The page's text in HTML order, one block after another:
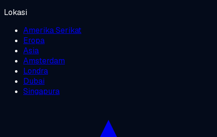
Lokasi
Amerika Serikat
Eropa
Asia
Amsterdam
Londra
Dubai
Singapura